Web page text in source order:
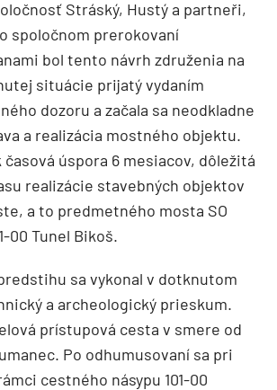
Stráský, Hustý a partneři,
spoločnom prerokovaní
bol tento návrh združenia na
situácie prijatý vydaním
dozoru a začala sa neodkladne
a realizácia mostného objektu.
časová úspora 6 mesiacov, dôležitá
realizácie stavebných objektov
a to predmetného mosta SO
00 Tunel Bikoš.
sa vykonal v dotknutom
a archeologický prieskum.
prístupová cesta v smere od
Po odhumusovaní sa pri
cestného násypu 101-00